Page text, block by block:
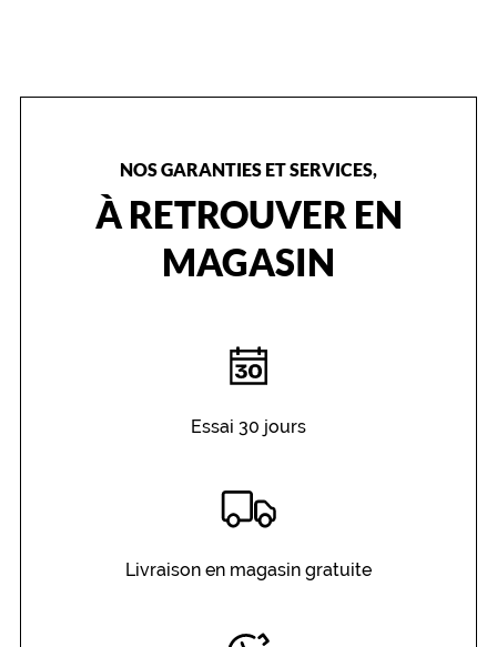
NOS GARANTIES ET SERVICES,
À RETROUVER EN
MAGASIN
Essai 30 jours
Livraison en magasin gratuite